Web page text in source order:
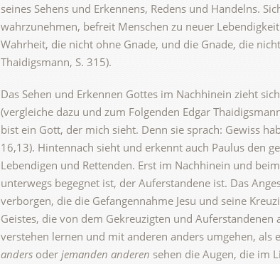
seines Sehens und Erkennens, Redens und Handelns.
wahrzunehmen, befreit Menschen zu neuer
Wahrheit, die nicht ohne Gnade, und die Gnade, die
Thaidigsmann, S. 315).
Das Sehen und Erkennen Gottes im Nachhinein zieht
(vergleiche dazu und zum Folgenden Edgar
bist ein Gott, der mich sieht. Denn sie sprach: Gewiss
16,13). Hintennach sieht und erkennt auch Paulus den
Lebendigen und Rettenden. Erst im Nachhinein und
unterwegs begegnet ist, der Auferstandene ist. Das
verborgen, die die Gefangennahme Jesu und seine
Geistes, die von dem Gekreuzigten und
verstehen lernen und mit anderen anders umgehen,
anders oder jemanden anderen sehen die Augen, die im